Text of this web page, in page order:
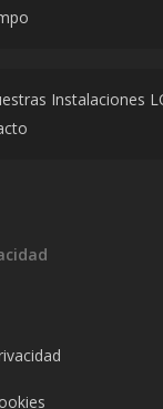
Instalaciones